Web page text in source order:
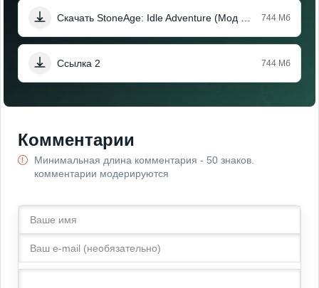
744 Мб
Ссылка 2 744 Мб
Комментарии
Минимальная длина комментария - 50 знаков.
комментарии модерируются